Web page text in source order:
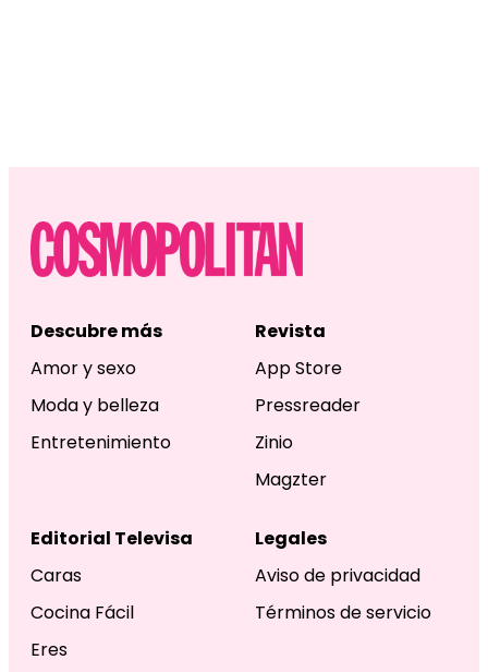
Descubre más
Amor y sexo
Moda y belleza
Entretenimiento
Revista
App Store
Pressreader
Zinio
Magzter
Editorial Televisa
Caras
Cocina Fácil
Eres
Legales
Aviso de privacidad
Términos de servicio